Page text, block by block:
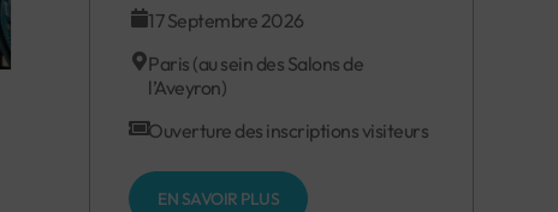
17 Septembre 2026
Paris (au sein des Salons de
l’Aveyron)
Ouverture des inscriptions visiteurs
EN SAVOIR PLUS